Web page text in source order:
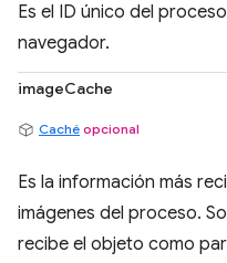
Es el ID único del
navegador.
imageCache
Caché opcional
Es la información más
imágenes del proceso.
recibe el objeto como